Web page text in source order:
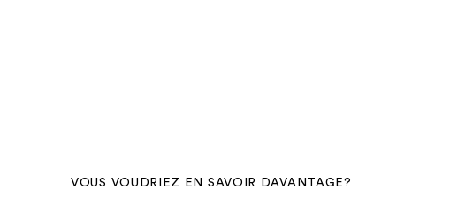
VOUS VOUDRIEZ EN SAVOIR DAVANTAGE?